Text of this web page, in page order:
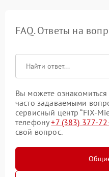
FAQ. Ответы на
Вы можете
часто задаваемыми
сервисный центр “FIX-
телефону+7 (383) 377-
свой вопрос.